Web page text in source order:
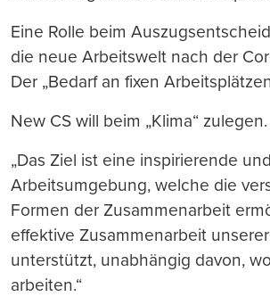
Eine Rolle beim
die neue Arbeitswelt nach der
Der „Bedarf an fixen
New CS will beim „Klima“ zulegen.
„Das Ziel ist eine inspirierende
Arbeitsumgebung, welche die
Formen der Zusammenarbeit
effektive Zusammenarbeit
unterstützt, unabhängig davon,
arbeiten.“